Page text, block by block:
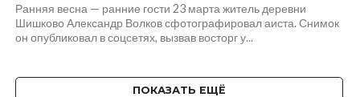
Ранняя весна — ранние гости 23 марта житель деревни
Шишково Александр Волков сфотографировал аиста. Снимок
он опубликовал в соцсетях, вызвав восторг у...
ПОКАЗАТЬ ЕЩЁ